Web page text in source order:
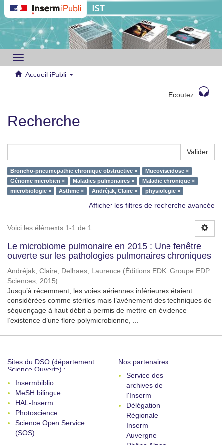
Toggle
navigation
Accueil iPubli
Ecoutez
Recherche
Valider
Broncho-pneumopathie chronique obstructive ×
Mucoviscidose ×
Génome microbien ×
Maladies pulmonaires ×
Maladie chronique ×
microbiologie ×
Asthme × Andréjak, Claire × physiologie ×
Afficher les filtres de recherche avancée
Voici les éléments 1-1 de 1
Le microbiome pulmonaire en 2015 : Une fenêtre
ouverte sur les pathologies pulmonaires chroniques
Andréjak, Claire; Delhaes, Laurence (Éditions EDK, Groupe EDP
Sciences, 2015)
Jusqu’à récemment, les voies aériennes inférieures étaient
considérées comme stériles mais l’avènement des techniques de
séquençage à haut débit a permis de mettre en évidence
l’existence d’une flore polymicrobienne, ...
Sites du DSO (département
Science Ouverte) :
Insermbiblio
MeSH bilingue
HAL-Inserm
Photoscience
Science Open Service
(SOS)
Nos partenaires :
Service des
archives de
l'Inserm
Délégation
Régionale
Inserm
Auvergne